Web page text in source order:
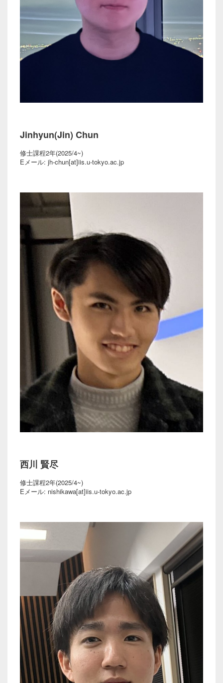
Jinhyun(Jin) Chun
修士課程2年(2025/4~)
Eメール: jh-chun[at]iis.u-tokyo.ac.jp
西川 賢尽
修士課程2年(2025/4~)
Eメール: nishikawa[at]iis.u-tokyo.ac.jp